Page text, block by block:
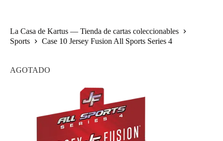
La Casa de Kartus — Tienda de cartas coleccionables
Sports
Case 10 Jersey Fusion All Sports Series 4
AGOTADO